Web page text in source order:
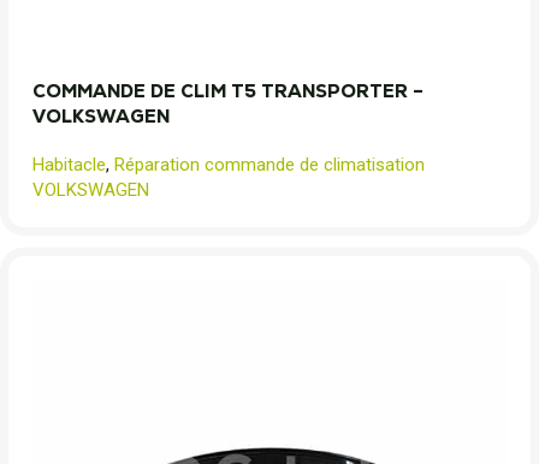
COMMANDE DE CLIM T5 TRANSPORTER –
VOLKSWAGEN
Habitacle, Réparation commande de climatisation
VOLKSWAGEN